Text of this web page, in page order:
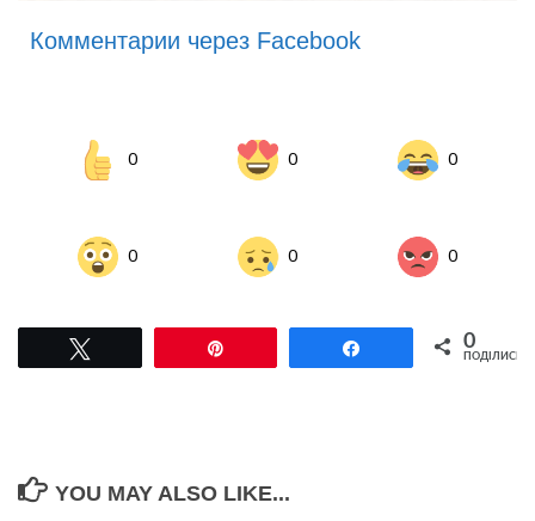
Комментарии через Facebook
0 0 0
0 0 0
Поділитися0
ПОДІЛИСЬ
YOU MAY ALSO LIKE...